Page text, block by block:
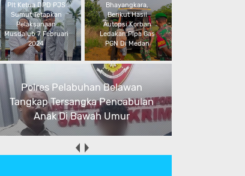
Bhayangkara,
Berikut Hasil
Autopsi Korban
Ledakan Pipa Gas
PGN Di Medan
Polres Pelabuhan
Belawan Tangkap
Tersangka
Pencabulan Anak Di
Bawah Umur
Polsek Medan Baru Tembak Kaki
Pelaku Perampokan Di Kelurahan
Sarirejo